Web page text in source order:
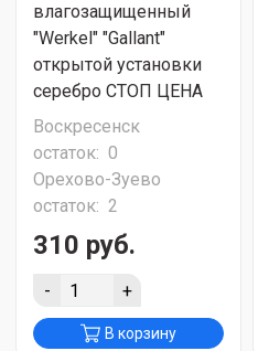
влагозащищенный
"Werkel" "Gallant"
открытой установки
серебро СТОП ЦЕНА
Воскресенск
остаток: 0
Орехово-Зуево
остаток: 2
310 руб.
- +
В корзину